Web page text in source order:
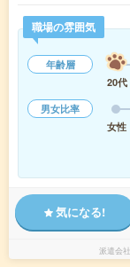
職場の雰囲気
年齢層
20代
男女比率
女性
気になる!
派遣会社